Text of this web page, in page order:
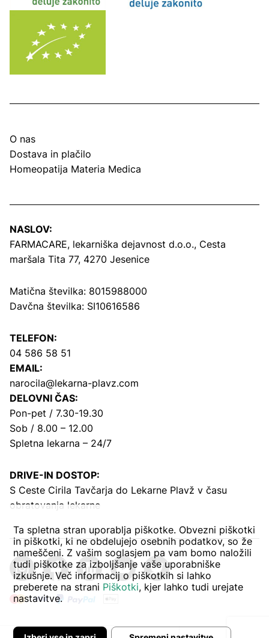
O nas
Dostava in plačilo
Homeopatija Materia Medica
NASLOV:
FARMACARE, lekarniška dejavnost d.o.o., Cesta
maršala Tita 77, 4270 Jesenice
Matična številka: 8015988000
Davčna številka: SI10616586
TELEFON:
04 586 58 51
EMAIL:
narocila@lekarna-plavz.com
DELOVNI ČAS:
Pon-pet / 7.30-19.30
Sob / 8.00 – 12.00
Spletna lekarna – 24/7
DRIVE-IN DOSTOP:
S Ceste Cirila Tavčarja do Lekarne Plavž v času
obratovanja lekarne
Ta spletna stran uporablja piškotke. Obvezni piškotki
in piškotki, ki ne obdelujejo osebnih podatkov, so že
nameščeni. Z vašim soglasjem pa vam bomo naložili
tudi piškotke za izboljšanje vaše uporabniške
izkušnje. Več informacij o piškotkih si lahko
preberete na strani Piškotki, kjer lahko tudi urejate
nastavitve.